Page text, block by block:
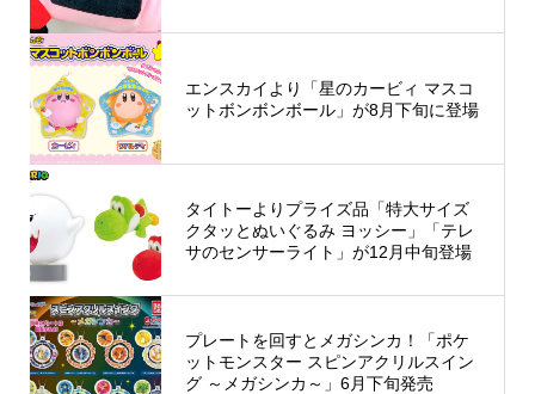
エンスカイより「星のカービィ マスコ
ットボンボンボール」が8月下旬に登場
タイトーよりプライズ品「特大サイズ
クタッとぬいぐるみ ヨッシー」「テレ
サのセンサーライト」が12月中旬登場
プレートを回すとメガシンカ！「ポケ
ットモンスター スピンアクリルスイン
グ ～メガシンカ～」6月下旬発売